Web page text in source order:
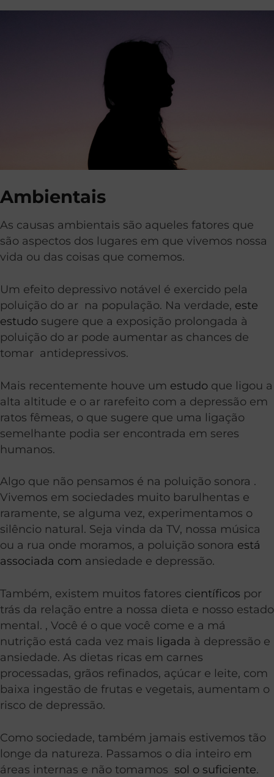
Ambientais
As causas ambientais são aqueles fatores que
são aspectos dos lugares em que vivemos nossa
vida ou das coisas que comemos.
Um efeito depressivo notável é exercido pela
poluição do ar na população. Na verdade, este
estudo sugere que a exposição prolongada à
poluição do ar pode aumentar as chances de
tomar antidepressivos.
Mais recentemente houve um estudo que ligou a
alta altitude e o ar rarefeito com a depressão em
ratos fêmeas, o que sugere que uma ligação
semelhante podia ser encontrada em seres
humanos.
Algo que não pensamos é na poluição sonora .
Vivemos em sociedades muito barulhentas e
raramente, se alguma vez, experimentamos o
silêncio natural. Seja vinda da TV, nossa música
ou a rua onde moramos, a poluição sonora está
associada com ansiedade e depressão.
Também, existem muitos fatores científicos por
trás da relação entre a nossa dieta e nosso estado
mental. , Você é o que você come e a má
nutrição está cada vez mais ligada à depressão e
ansiedade. As dietas ricas em carnes
processadas, grãos refinados, açúcar e leite, com
baixa ingestão de frutas e vegetais, aumentam o
risco de depressão.
Como sociedade, também jamais estivemos tão
longe da natureza. Passamos o dia inteiro em
áreas internas e não tomamos sol o suficiente.